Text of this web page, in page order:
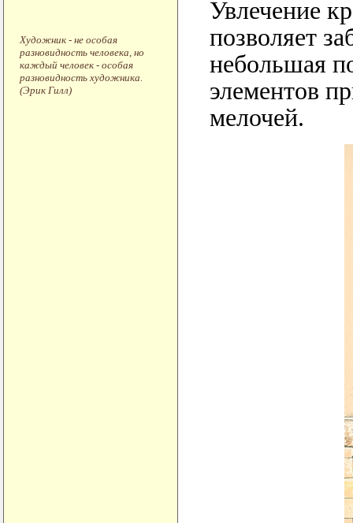
Художник - не особая
разновидность человека, но
каждый человек - особая
разновидность художника.
(Эрик Гилл)
Увлечение
позволяет
небольшая
элементов
мелочей.